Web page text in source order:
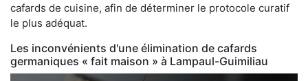
cafards de cuisine, afin de déterminer le protocole curatif
le plus adéquat.
Les inconvénients d'une élimination de cafards
germaniques « fait maison » à Lampaul-Guimiliau